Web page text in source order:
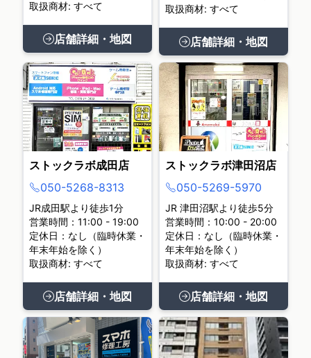
取扱商材: すべて
店舗詳細・地図
取扱商材: すべて
店舗詳細・地図
ストックラボ成田店
050-5268-8313
JR成田駅より徒歩1分
営業時間：11:00 - 19:00
定休日：なし（臨時休業・
年末年始を除く）
取扱商材: すべて
店舗詳細・地図
ストックラボ津田沼店
050-5269-5970
JR 津田沼駅より徒歩5分
営業時間：10:00 - 20:00
定休日：なし（臨時休業・
年末年始を除く）
取扱商材: すべて
店舗詳細・地図